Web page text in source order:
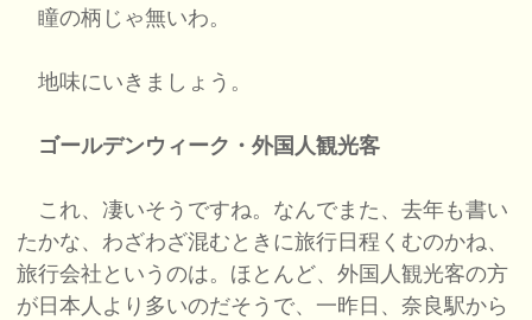
瞳の柄じゃ無いわ。
地味にいきましょう。
ゴールデンウィーク・外国人観光客
これ、凄いそうですね。なんでまた、去年も書い
たかな、わざわざ混むときに旅行日程くむのかね、
旅行会社というのは。ほとんど、外国人観光客の方
が日本人より多いのだそうで、一昨日、奈良駅から